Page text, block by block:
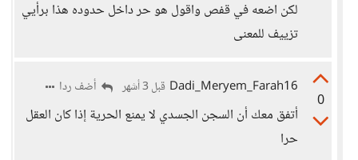
لكن اضعه في قفص واقول هو حر داخل حدوده هذا برأيي
تزييف للمعنى
0
Dadi_Meryem_Farah16 قبل 3 أشهر أضف ردا
أتفق معك أن السجن الجسدي لا يمنع الحرية إذا كان العقل
حرا